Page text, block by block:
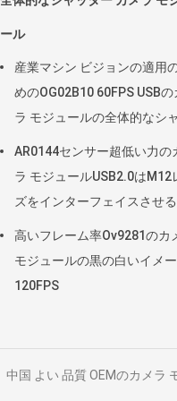
ール
産業マシン ビジョンの適用
めのOG02B10 60FPS USBの
ラ モジュールの全体的なシ
AR0144センサー超低い力の
ラ モジュールUSB2.0はM12
ズをインターフェイスさせる
高いフレーム率Ov9281のカ
モジュールの黒の白いイメ
120FPS
中国 よい 品質 OEMのカメラ